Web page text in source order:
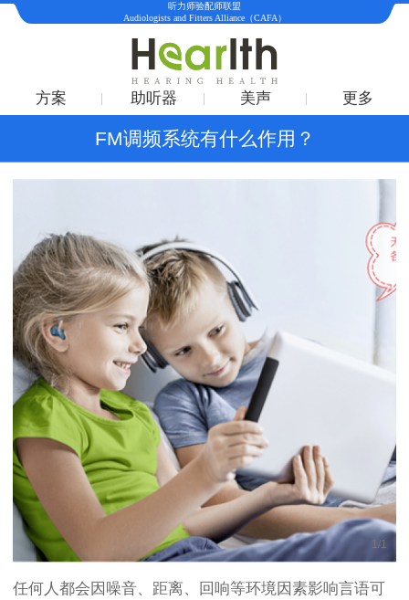
听力师验配师联盟
Audiologists and Fitters Alliance（CAFA）
方案 助听器 美声 更多
FM调频系统有什么作用？
/1
任何人都会因噪音、距离、回响等环境因素影响言语可